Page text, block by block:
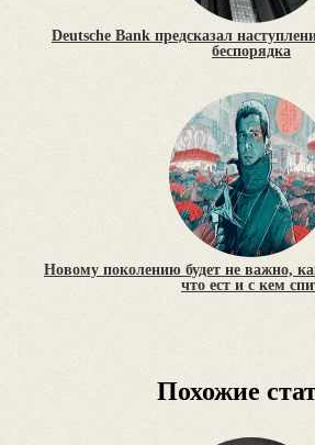
Deutsche Bank предсказал
беспорядка
Новому поколению будет не важно,
что ест и с кем
Похожие